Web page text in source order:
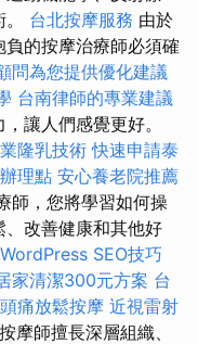
台北按摩服務 由於
的按摩治療師必須確
問為您提供優化建議
台南律師的專業建議
讓人們感覺更好。
隆乳技術 快速申請泰
理點 安心養老院推薦
師，您將學習如何操
改善健康和其他好
SEO技巧
家清潔300元方案 台
頭痛放鬆按摩 近視雷射
摩師擅長深層組織、